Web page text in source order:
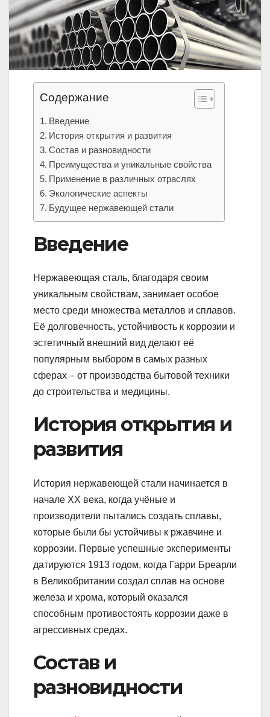
Содержание
Введение
История открытия и развития
Состав и разновидности
Преимущества и уникальные свойства
Применение в различных отраслях
Экологические аспекты
Будущее нержавеющей стали
Введение
Нержавеющая сталь, благодаря своим
уникальным свойствам, занимает особое
место среди множества металлов и сплавов.
Её долговечность, устойчивость к коррозии и
эстетичный внешний вид делают её
популярным выбором в самых разных
сферах – от производства бытовой техники
до строительства и медицины.
История открытия и
развития
История нержавеющей стали начинается в
начале XX века, когда учёные и
производители пытались создать сплавы,
которые были бы устойчивы к ржавчине и
коррозии. Первые успешные эксперименты
датируются 1913 годом, когда Гарри Бреарли
в Великобритании создал сплав на основе
железа и хрома, который оказался
способным противостоять коррозии даже в
агрессивных средах.
Состав и
разновидности